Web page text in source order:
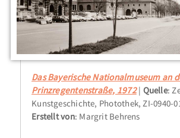
Das Bayerische Nationalmuseum an
Prinzregentenstraße, 1972 Quelle:
Kunstgeschichte, Photothek, ZI-0940-
Erstellt von: Margrit Behrens